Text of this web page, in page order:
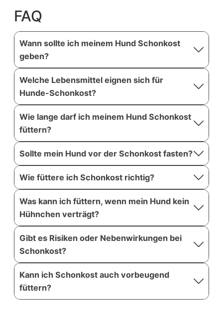
FAQ
Wann sollte ich meinem Hund Schonkost
geben?
Welche Lebensmittel eignen sich für
Hunde-Schonkost?
Wie lange darf ich meinem Hund Schonkost
füttern?
Sollte mein Hund vor der Schonkost fasten?
Wie füttere ich Schonkost richtig?
Was kann ich füttern, wenn mein Hund kein
Hühnchen verträgt?
Gibt es Risiken oder Nebenwirkungen bei
Schonkost?
Kann ich Schonkost auch vorbeugend
füttern?